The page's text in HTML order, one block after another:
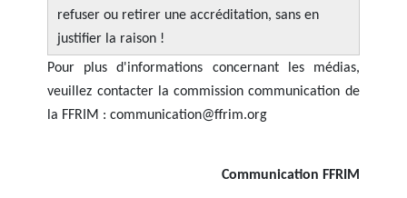
refuser ou retirer une accréditation, sans en
justifier la raison !
Pour plus d'informations concernant les médias,
veuillez contacter la commission communication de
la FFRIM : communication@ffrim.org
Communication FFRIM